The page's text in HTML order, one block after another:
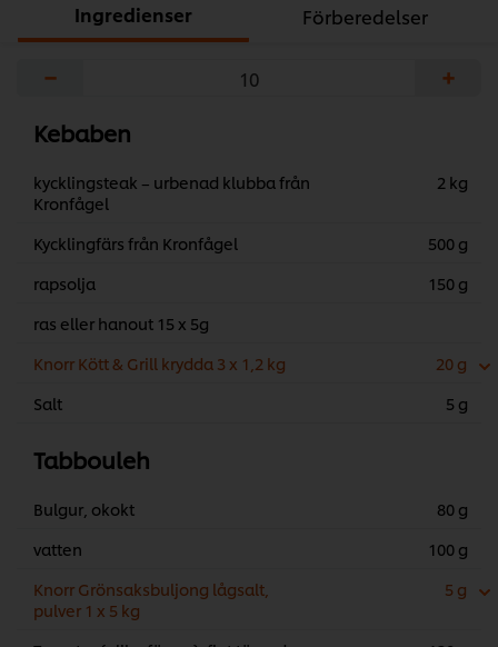
Ingredienser Förberedelser
− +
Kebaben
kycklingsteak – urbenad klubba från
Kronfågel
2 kg
Kycklingfärs från Kronfågel
500 g
rapsolja
150 g
ras eller hanout 15 x 5g
Knorr Kött & Grill krydda 3 x 1,2 kg
20 g
Salt
5 g
Tabbouleh
Bulgur, okokt
80 g
vatten
100 g
Knorr Grönsaksbuljong lågsalt,
pulver 1 x 5 kg
5 g